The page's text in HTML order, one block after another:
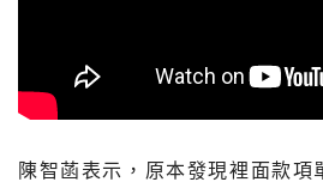
陳智菡表示，原本發現裡面款項